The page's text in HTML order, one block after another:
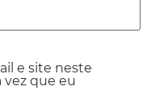
e site neste
vez que eu